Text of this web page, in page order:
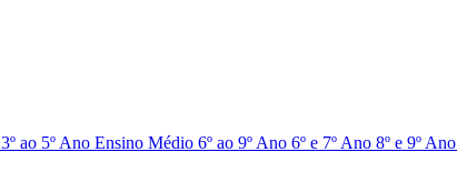
3º ao 5º Ano Ensino Médio 6º ao 9º Ano 6º e 7º Ano 8º e 9º Ano